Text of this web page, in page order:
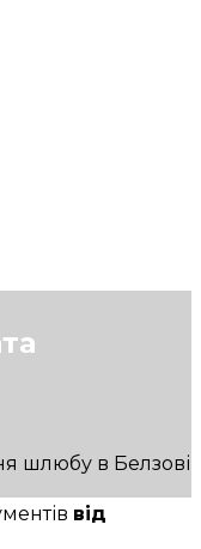
шлюбу в Белзові
від